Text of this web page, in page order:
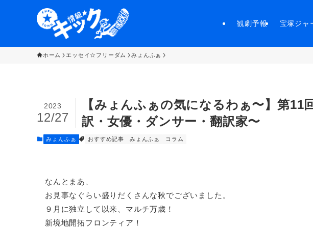
観劇予報 宝塚ジャ
ホーム エッセイ☆フリーダム みょんふぁ
【みょんふぁの気になるわぁ〜】第
訳・女優・ダンサー・翻訳家〜
2023
12/27
みょんふぁ おすすめ記事 みょんふぁ コラム
なんとまあ、
お見事なぐらい盛りだくさんな秋でございました。
９月に独立して以来、マルチ万歳！
新境地開拓フロンティア！